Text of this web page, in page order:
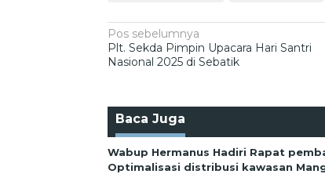
Navigasi
pos
Pos sebelumnya
Plt. Sekda Pimpin Upacara Hari Santri
Nasional 2025 di Sebatik
Baca Juga
Wabup Hermanus Hadiri Rapat
Optimalisasi distribusi kawasan